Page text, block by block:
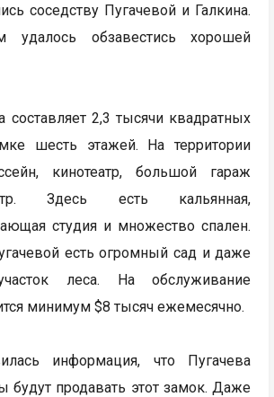
соседству Пугачевой и Галкина.
удалось обзавестись хорошей
2,3 тысячи квадратных
шесть этажей. На территории
кинотеатр, большой гараж
Здесь есть кальянная,
студия и множество спален.
есть огромный сад и даже
леса. На обслуживание
минимум $8 тысяч ежемесячно.
информация, что Пугачева
будут продавать этот замок. Даже